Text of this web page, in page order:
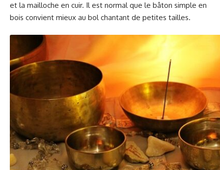
et la mailloche en cuir. Il est normal que le bâton simple en
bois convient mieux au bol chantant de petites tailles.